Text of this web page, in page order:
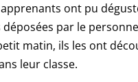
ont pu
par le
matin, ils les ont
leur classe.